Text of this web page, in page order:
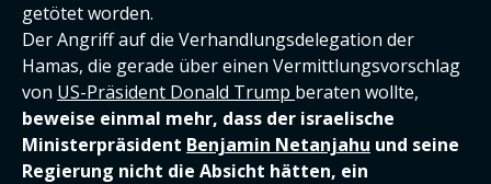
getötet worden.
Der Angriff auf die Verhandlungsdelegation der
Hamas, die gerade über einen Vermittlungsvorschlag
von US-Präsident Donald Trump beraten wollte,
beweise einmal mehr, dass der israelische
Ministerpräsident Benjamin Netanjahu und seine
Regierung nicht die Absicht hätten, ein